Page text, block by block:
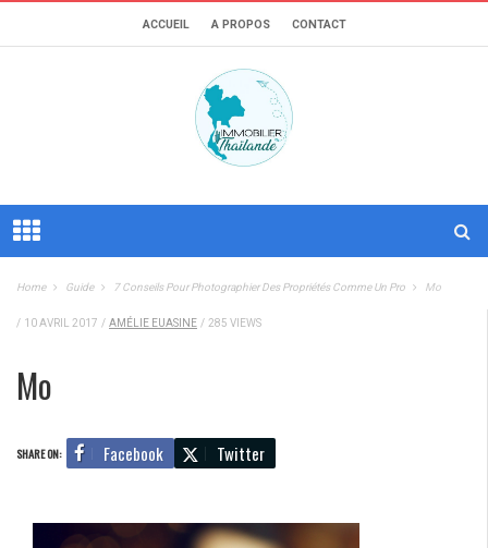
ACCUEIL A PROPOS CONTACT
Home Guide 7 Conseils Pour Photographier Des Propriétés Comme Un Pro Mo
/ 10 AVRIL 2017 / AMÉLIE EUASINE / 285 VIEWS
Mo
SHARE ON: Facebook Twitter